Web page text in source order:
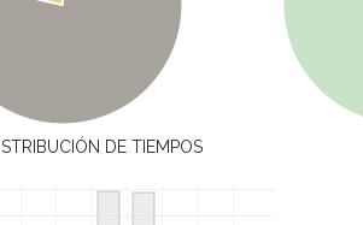
DE TIEMPOS